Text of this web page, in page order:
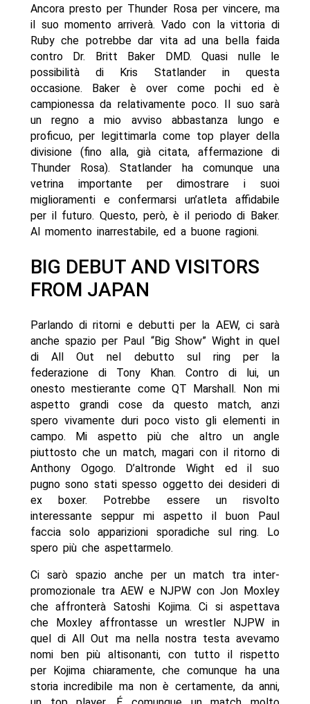
Ancora presto per Thunder Rosa per vincere, ma
il suo momento arriverà. Vado con la vittoria di
Ruby che potrebbe dar vita ad una bella faida
contro Dr. Britt Baker DMD. Quasi nulle le
possibilità di Kris Statlander in questa
occasione. Baker è over come pochi ed è
campionessa da relativamente poco. Il suo sarà
un regno a mio avviso abbastanza lungo e
proficuo, per legittimarla come top player della
divisione (fino alla, già citata, affermazione di
Thunder Rosa). Statlander ha comunque una
vetrina importante per dimostrare i suoi
miglioramenti e confermarsi un’atleta affidabile
per il futuro. Questo, però, è il periodo di Baker.
Al momento inarrestabile, ed a buone ragioni.
BIG DEBUT AND VISITORS
FROM JAPAN
Parlando di ritorni e debutti per la AEW, ci sarà
anche spazio per Paul “Big Show” Wight in quel
di All Out nel debutto sul ring per la
federazione di Tony Khan. Contro di lui, un
onesto mestierante come QT Marshall. Non mi
aspetto grandi cose da questo match, anzi
spero vivamente duri poco visto gli elementi in
campo. Mi aspetto più che altro un angle
piuttosto che un match, magari con il ritorno di
Anthony Ogogo. D’altronde Wight ed il suo
pugno sono stati spesso oggetto dei desideri di
ex boxer. Potrebbe essere un risvolto
interessante seppur mi aspetto il buon Paul
faccia solo apparizioni sporadiche sul ring. Lo
spero più che aspettarmelo.
Ci sarò spazio anche per un match tra inter-
promozionale tra AEW e NJPW con Jon Moxley
che affronterà Satoshi Kojima. Ci si aspettava
che Moxley affrontasse un wrestler NJPW in
quel di All Out ma nella nostra testa avevamo
nomi ben più altisonanti, con tutto il rispetto
per Kojima chiaramente, che comunque ha una
storia incredibile ma non è certamente, da anni,